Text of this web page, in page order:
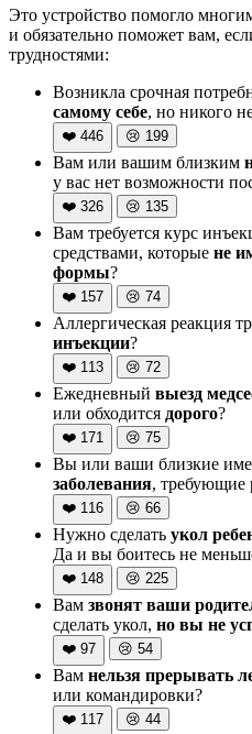
Это устройство помогло
и обязательно поможет вам,
трудностями:
Возникла срочная
самому себе, но никого
❤️ 446 😢 199
Вам или вашим близким
у вас нет возможности
❤️ 326 😢 135
Вам требуется курс
средствами, которые не
формы?
❤️ 157 😢 74
Аллергическая реакция
инъекции?
❤️ 113 😢 72
Ежедневный выезд
или обходится дорого?
❤️ 171 😢 75
Вы или ваши близкие
заболевания, требующие
❤️ 116 😢 66
Нужно сделать укол
Да и вы боитесь не
❤️ 148 😢 225
Вам звонят ваши
сделать укол, но вы не
❤️ 97 😢 54
Вам нельзя прерывать
или командировки?
❤️ 117 😢 44